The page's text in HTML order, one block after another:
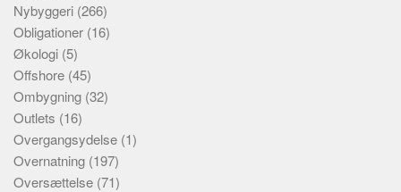
Nybyggeri (266)
Obligationer (16)
Økologi (5)
Offshore (45)
Ombygning (32)
Outlets (16)
Overgangsydelse (1)
Overnatning (197)
Oversættelse (71)